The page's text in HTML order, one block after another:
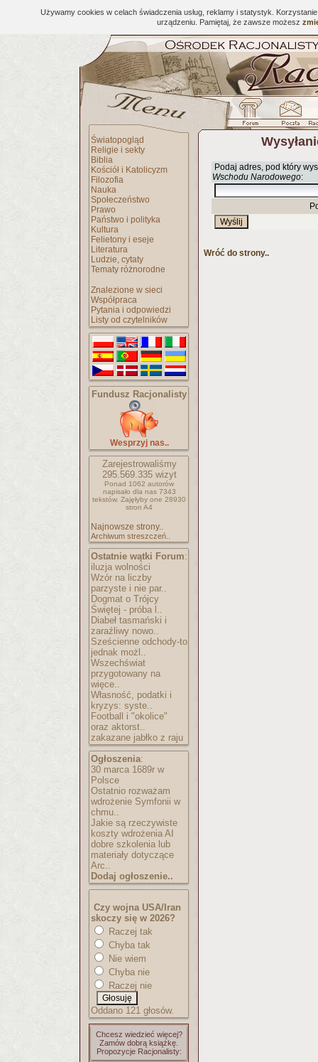
Używamy cookies w celach świadczenia usług, reklamy i statystyk.
urządzeniu. Pamiętaj, że zawsze możesz
Światopogląd
Religie i sekty
Biblia
Kościół i Katolicyzm
Filozofia
Nauka
Społeczeństwo
Prawo
Państwo i polityka
Kultura
Felietony i eseje
Literatura
Ludzie, cytaty
Tematy różnorodne
Znalezione w sieci
Współpraca
Pytania i odpowiedzi
Listy od czytelników
Fundusz Racjonalisty
Wesprzyj nas..
Zarejestrowaliśmy
295.569.335wizyt
Ponad 1062 autorów
napisało dla nas 7343
tekstów. Zajęłyby one 28930
stron A4
Najnowsze strony..
Archiwum streszczeń..
Ostatnie wątki Forum:
iluzja wolności
Wzór na liczby
parzyste i nie par..
Dogmat o Trójcy
Świętej - próba l..
Diabeł tasmański i
zaraźliwy nowo..
Sześcienne odchody-to
jednak możl..
Wszechświat
przygotowany na
więce..
Własność, podatki i
kryzys: syste..
Football i "okolice"
oraz aktorst..
zakazane jabłko z raju
Ogłoszenia:
30 marca 1689r w
Polsce
Ostatnio rozważam
wdrożenie Symfonii w
chmu..
Jakie są rzeczywiste
koszty wdrożenia AI
dobre szkolenia lub
materiały dotyczące
Arc..
Dodaj ogłoszenie..
Czy wojna USA/Iran
skoczy się w 2026?
Raczej tak
Chyba tak
Nie wiem
Chyba nie
Raczej nie
Oddano 121 głosów.
Chcesz wiedzieć więcej?
Zamów dobrą książkę.
Propozycje Racjonalisty:
Podaj adres, pod który
Wschodu Narodowego:
Wróć do strony..